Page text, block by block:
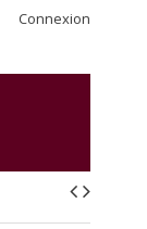
Connexion